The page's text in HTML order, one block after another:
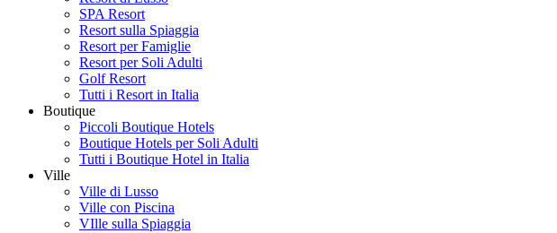
SPA Resort
Resort sulla Spiaggia
Resort per Famiglie
Resort per Soli Adulti
Golf Resort
Tutti i Resort in Italia
Boutique
Piccoli Boutique Hotels
Boutique Hotels per Soli Adulti
Tutti i Boutique Hotel in Italia
Ville
Ville di Lusso
Ville con Piscina
VIlle sulla Spiaggia